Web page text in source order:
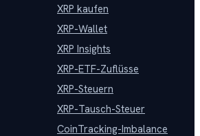
XRP kaufen
XRP-Wallet
XRP Insights
XRP-ETF-Zuflüsse
XRP-Steuern
XRP-Tausch-Steuer
CoinTracking-Imbalance